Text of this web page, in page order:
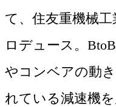
て、住友重機械
ロデュース。
やコンベアの動
れている減速機を